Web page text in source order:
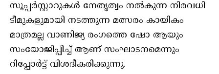
സൂപ്പര്‍സ്റ്റാറുകള്‍ നേതൃത്വം നല്‍കുന്ന നിരവധി
ടീമുകളുമായി നടത്തുന്ന മത്സരം കായികം
മാത്രമല്ല വാണിജ്യ രംഗത്തെ ഷോ ആയും
സംയോജിപ്പിച്ച് ആണ് സംഘാടനമെന്നും
റിപ്പോര്‍ട്ട് വിശദീകരിക്കുന്നു.